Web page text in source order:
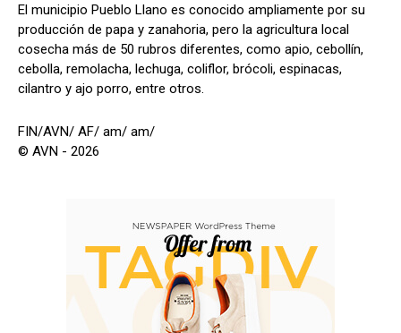
El municipio Pueblo Llano es conocido ampliamente por su
producción de papa y zanahoria, pero la agricultura local
cosecha más de 50 rubros diferentes, como apio, cebollín,
cebolla, remolacha, lechuga, coliflor, brócoli, espinacas,
cilantro y ajo porro, entre otros.
FIN/AVN/ AF/ am/ am/
© AVN - 2026